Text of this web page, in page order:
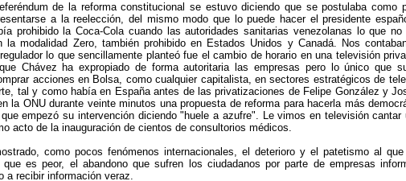
de la reforma constitucional se estuvo diciendo que se postulaba como
a la reelección, del mismo modo que lo puede hacer el presidente
prohibido la Coca-Cola cuando las autoridades sanitarias venezolanas lo que no
la modalidad Zero, también prohibido en Estados Unidos y Canadá. Nos
lo que sencillamente planteó fue el cambio de horario en una televisión
Chávez ha expropiado de forma autoritaria las empresas pero lo único que
acciones en Bolsa, como cualquier capitalista, en sectores estratégicos de
tal y como había en España antes de las privatizaciones de Felipe González y
la ONU durante veinte minutos una propuesta de reforma para hacerla más
empezó su intervención diciendo "huele a azufre". Le vimos en televisión cantar
acto de la inauguración de cientos de consultorios médicos.
como pocos fenómenos internacionales, el deterioro y el patetismo al
es peor, el abandono que sufren los ciudadanos por parte de empresas
a recibir información veraz.